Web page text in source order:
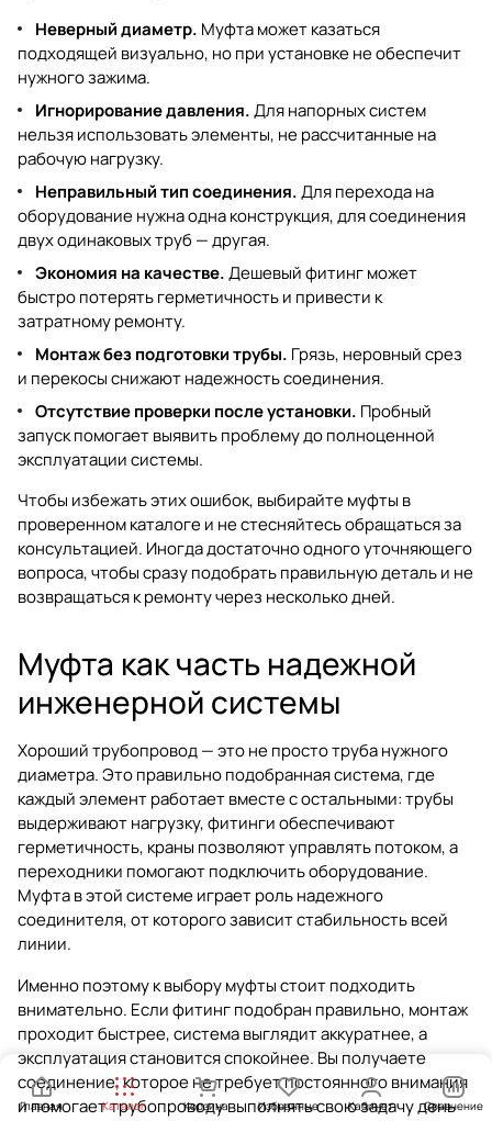
Неверный диаметр. Муфта может казаться
подходящей визуально, но при установке не обеспечит
нужного зажима.
Игнорирование давления.Для напорных систем
нельзя использовать элементы, не рассчитанные на
рабочую нагрузку.
Неправильный тип соединения.Для перехода на
оборудование нужна одна конструкция, для соединения
двух одинаковых труб — другая.
Экономия на качестве.Дешевый фитинг может
быстро потерять герметичность и привести к
затратному ремонту.
Монтаж без подготовки трубы. Грязь, неровный срез
и перекосы снижают надежность соединения.
Отсутствие проверки после установки. Пробный
запуск помогает выявить проблему до полноценной
эксплуатации системы.
Чтобы избежать этих ошибок, выбирайте муфты в
проверенном каталоге и не стесняйтесь обращаться за
консультацией. Иногда достаточно одного уточняющего
вопроса, чтобы сразу подобрать правильную деталь и не
возвращаться к ремонту через несколько дней.
Муфта как часть надежной
инженерной системы
Хороший трубопровод — это не просто труба нужного
диаметра. Это правильно подобранная система, где
каждый элемент работает вместе с остальными: трубы
выдерживают нагрузку, фитинги обеспечивают
герметичность, краны позволяют управлять потоком, а
переходники помогают подключить оборудование.
Муфта в этой системе играет роль надежного
соединителя, от которого зависит стабильность всей
линии.
Именно поэтому к выбору муфты стоит подходить
внимательно. Если фитинг подобран правильно, монтаж
проходит быстрее, система выглядит аккуратнее, а
эксплуатация становится спокойнее. Вы получаете
соединение, которое не требует постоянного внимания
и помогает трубопроводу выполнять свою задачу день
Главная Каталог Корзина Избранные Кабинет Сравнение